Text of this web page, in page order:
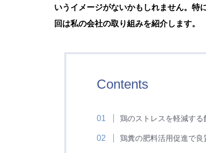
いうイメージがないかもしれません。特
回は私の会社の取り組みを紹介します。
Contents
鶏のストレスを軽減する
鶏糞の肥料活用促進で